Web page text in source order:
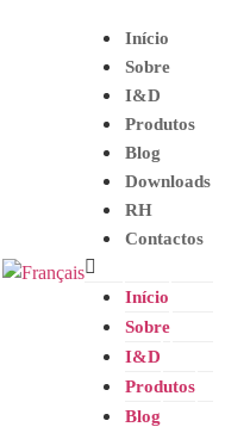
Início
Sobre
I&D
Produtos
Blog
Downloads
RH
Contactos
Início
Sobre
I&D
Produtos
Blog